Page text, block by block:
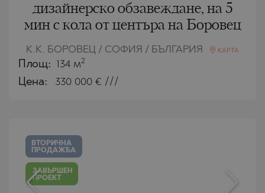
дизайнерско обзавеждане, на 5
мин с кола от центъра на Боровец
К.К. БОРОВЕЦ / СОФИЯ / БЪЛГАРИЯ КАРТА
Площ: 134 м2
Цена: 330 000 € ///
ВТОРИЧНА
ПРОДАЖБА
ЗАВЪРШЕН
ПРОЕКТ